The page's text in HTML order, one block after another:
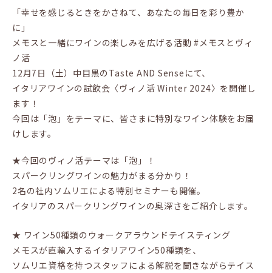
「幸せを感じるときをかさねて、あなたの毎日を彩り豊か
に」
メモスと一緒にワインの楽しみを広げる活動 #メモスとヴィ
ノ活
12月7日（土）中目黒のTaste AND Senseにて、
イタリアワインの試飲会〈ヴィノ活 Winter 2024〉を開催し
ます！
今回は「泡」をテーマに、皆さまに特別なワイン体験をお届
けします。
★今回のヴィノ活テーマは「泡」！
スパークリングワインの魅力がまる分かり！
2名の社内ソムリエによる特別セミナーも開催。
イタリアのスパークリングワインの奥深さをご紹介します。
★ ワイン50種類のウォークアラウンドテイスティング
メモスが直輸入するイタリアワイン50種類を、
ソムリエ資格を持つスタッフによる解説を聞きながらテイス